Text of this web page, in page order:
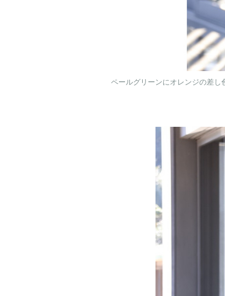
ペールグリーンにオレンジの差し